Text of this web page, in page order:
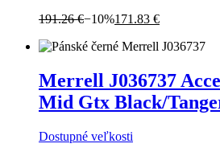
191.26 €−10%171.83 €
Merrell J036737
Mid Gtx Black/
Dostupné veľkosti